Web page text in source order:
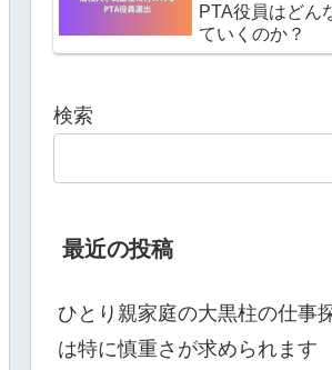
PTA役員はどん
ていくのか？
検索
最近の投稿
ひとり親家庭の大黒柱の仕事
は特に慎重さが求められます